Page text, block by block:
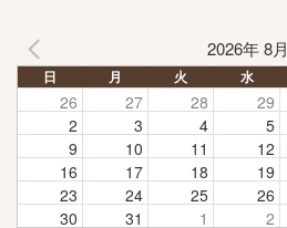
2026年 8月
日 月 火 水
26 27 28 29
2
3 4 5
9
10 11 12
16
17 18 19
23
24 25 26
30
31 1 2